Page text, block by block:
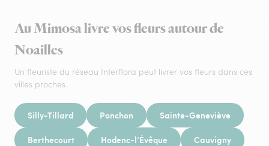
Au Mimosa livre vos fleurs autour de
Noailles
Un fleuriste du réseau Interflora peut livrer vos fleurs dans ces
villes proches.
Silly-Tillard Ponchon Sainte-Geneviève
Berthecourt Hodenc-l’Évêque Cauvigny